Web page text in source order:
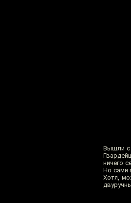
Вышли с
ничего
Но сами
Хотя,